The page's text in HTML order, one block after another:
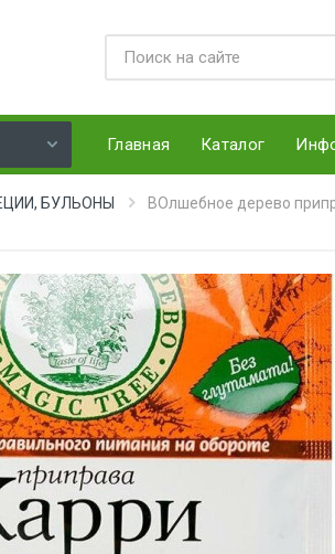
Главная Каталог
БУЛЬОНЫ ВОлшебное дерево